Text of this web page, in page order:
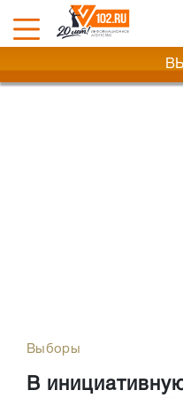
Выборы
В